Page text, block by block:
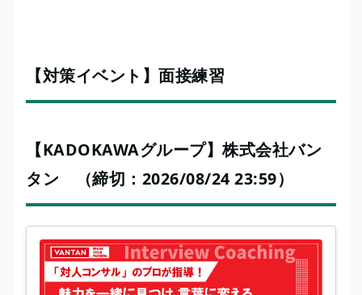
【対策イベント】面接練習
【KADOKAWAグループ】株式会社バン
タン （締切：2026/08/24 23:59）